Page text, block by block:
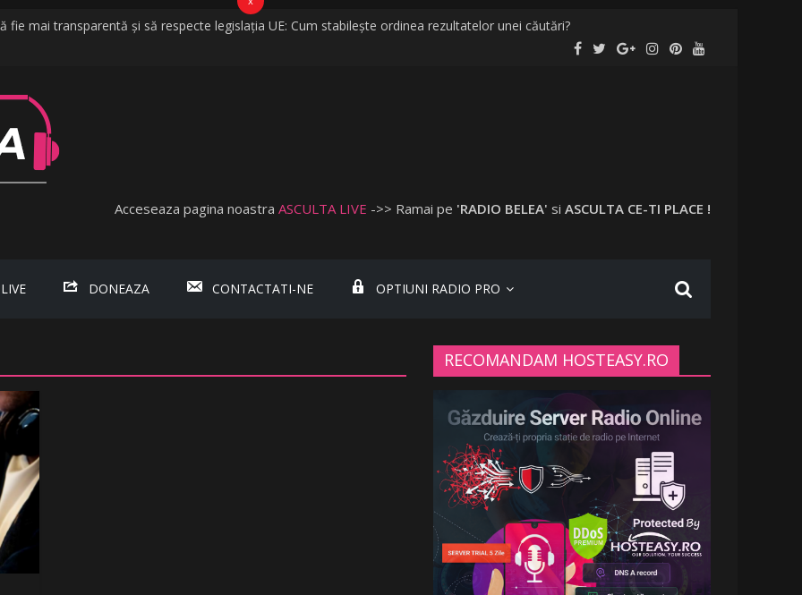
fie mai transparentă și să respecte legislația UE: Cum stabilește ordinea rezultatelor unei căutări?
fosta soție a lui Tzancă Uraganu, la scurt timp după ce acesta a plecat în vacanță cu o altă femeie
Acceseaza pagina noastra ASCULTA LIVE ->> Ramai pe 'RADIO BELEA' si ASCULTA CE-TI PLACE !
DONEAZA CONTACTATI-NE OPTIUNI RADIO PRO
RECOMANDAM HOSTEASY.RO